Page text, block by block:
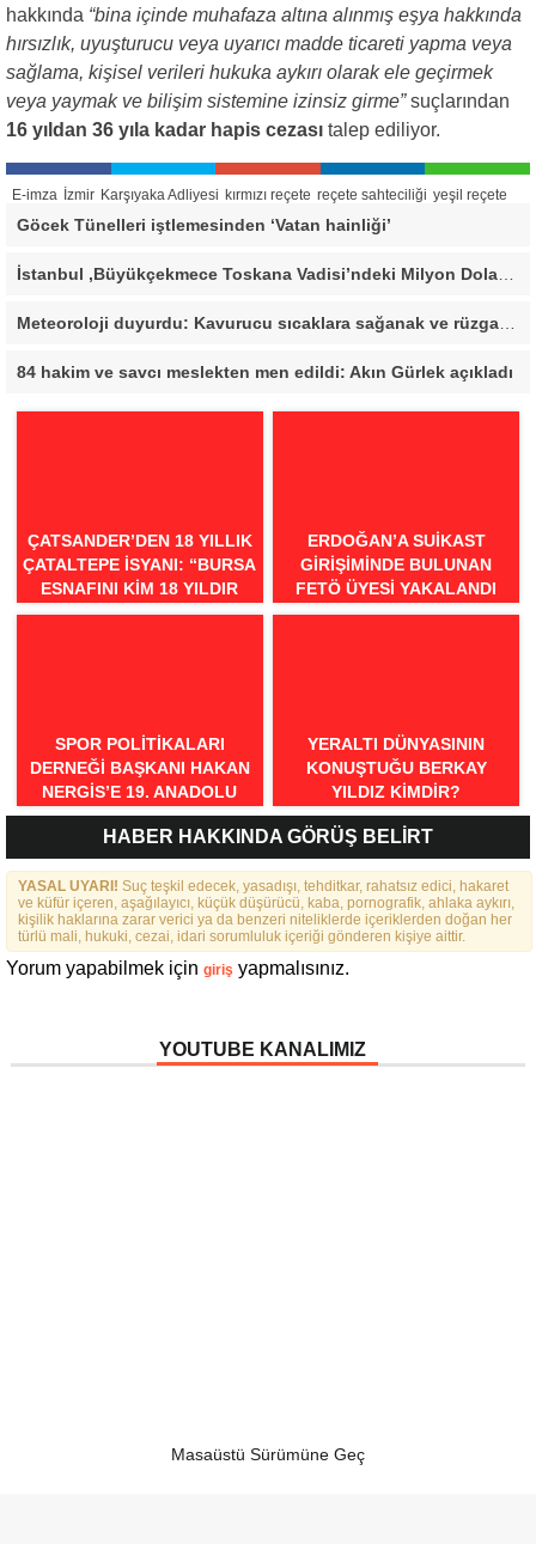
hakkında “bina içinde muhafaza altına alınmış eşya hakkında
hırsızlık, uyuşturucu veya uyarıcı madde ticareti yapma veya
sağlama, kişisel verileri hukuka aykırı olarak ele geçirmek
veya yaymak ve bilişim sistemine izinsiz girme”suçlarından
16 yıldan 36 yıla kadar hapis cezası talep ediliyor.
E-imza İzmir Karşıyaka Adliyesi kırmızı reçete reçete sahteciliği yeşil reçete
Göcek Tünelleri iştlemesinden ‘Vatan hainliği’
İstanbul ,Büyükçekmece Toskana Vadisi’ndeki Milyon Dolarlık Villa İçin Savcılık Harekete Geçti! 138,40 Metrekarelik Kaçak Alan Tespit Edildi
Meteoroloji duyurdu: Kavurucu sıcaklara sağanak ve rüzgar arası
84 hakim ve savcı meslekten men edildi: Akın Gürlek açıkladı
ÇATSANDER’DEN 18 YILLIK
ÇATALTEPE İSYANI: “BURSA
ESNAFINI KIM 18 YILDIR
MAĞDUR EDIYOR?”
ERDOĞAN’A SUIKAST
GIRIŞIMINDE BULUNAN
FETÖ ÜYESI YAKALANDI
SPOR POLITIKALARI
DERNEĞI BAŞKANI HAKAN
NERGIS’E 19. ANADOLU
SPOR ÖDÜLLERI’NDE
“ÖRNEK DAVRANIŞ” ÖDÜLÜ
YERALTI DÜNYASININ
KONUŞTUĞU BERKAY
YILDIZ KIMDIR?
HABER HAKKINDA GÖRÜŞ BELİRT
YASAL UYARI! Suç teşkil edecek, yasadışı, tehditkar, rahatsız edici, hakaret
ve küfür içeren, aşağılayıcı, küçük düşürücü, kaba, pornografik, ahlaka aykırı,
kişilik haklarına zarar verici ya da benzeri niteliklerde içeriklerden doğan her
türlü mali, hukuki, cezai, idari sorumluluk içeriği gönderen kişiye aittir.
Yorum yapabilmek için giriş yapmalısınız.
YOUTUBE KANALIMIZ
Masaüstü Sürümüne Geç